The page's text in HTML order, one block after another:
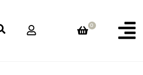
0